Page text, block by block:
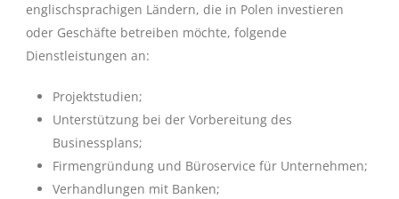
englischsprachigen Ländern, die in Polen investieren
oder Geschäfte betreiben möchte, folgende
Dienstleistungen an:
Projektstudien;
Unterstützung bei der Vorbereitung des
Businessplans;
Firmengründung und Büroservice für Unternehmen;
Verhandlungen mit Banken;